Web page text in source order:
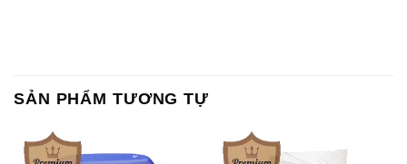
SẢN PHẨM TƯƠNG TỰ